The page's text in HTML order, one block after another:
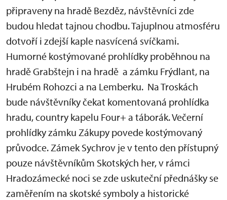
připraveny na hradě Bezděz, návštěvníci zde
budou hledat tajnou chodbu. Tajuplnou atmosféru
dotvoří i zdejší kaple nasvícená svíčkami.
Humorné kostýmované prohlídky proběhnou na
hradě Grabštejn i na hradě a zámku Frýdlant, na
Hrubém Rohozci a na Lemberku. Na Troskách
bude návštěvníky čekat komentovaná prohlídka
hradu, country kapelu Four+ a táborák. Večerní
prohlídky zámku Zákupy povede kostýmovaný
průvodce. Zámek Sychrov je v tento den přístupný
pouze návštěvníkům Skotských her, v rámci
Hradozámecké noci se zde uskuteční přednášky se
zaměřením na skotské symboly a historické